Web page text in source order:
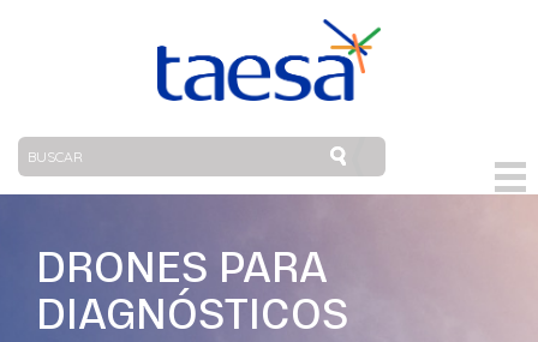
DRONES PARA
DIAGNÓSTICOS